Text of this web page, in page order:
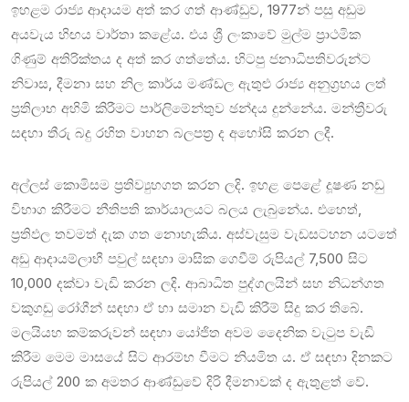
ඉහළම රාජ්‍ය ආදායම අත් කර ගත් ආණ්ඩුව, 1977න් පසු අඩුම
අයවැය හිඟය වාර්තා කළේය. එය ශ්‍රී ලංකාවේ මුල්ම ප්‍රාථමික
ගිණුම් අතිරික්තය ද අත් කර ගත්තේය. හිටපු ජනාධිපතිවරුන්ට
නිවාස, දීමනා සහ නිල කාර්ය මණ්ඩල ඇතුළු රාජ්‍ය අනුග්‍රහය ලත්
ප්‍රතිලාභ අහිමි කිරීමට පාර්ලිමේන්තුව ඡන්දය දුන්නේය. මන්ත්‍රීවරු
සඳහා තීරු බදු රහිත වාහන බලපත්‍ර ද අහෝසි කරන ලදී.
අල්ලස් කොමිසම ප්‍රතිව්‍යුහගත කරන ලදි. ඉහළ පෙළේ දූෂණ නඩු
විභාග කිරීමට නීතිපති කාර්යාලයට බලය ලැබුනේය. එහෙත්,
ප්‍රතිඵල තවමත් දැක ගත නොහැකිය. අස්වැසුම වැඩසටහන යටතේ
අඩු ආදායම්ලාභී පවුල් සඳහා මාසික ගෙවීම් රුපියල් 7,500 සිට
10,000 දක්වා වැඩි කරන ලදි. ආබාධිත පුද්ගලයින් සහ නිධන්ගත
වකුගඩු රෝගීන් සඳහා ඒ හා සමාන වැඩි කිරීම් සිදු කර තිබේ.
මලයියහ කම්කරුවන් සඳහා යෝජිත අවම දෛනික වැටුප වැඩි
කිරීම මෙම මාසයේ සිට ආරම්භ වීමට නියමිත ය. ඒ සඳහා දිනකට
රුපියල් 200 ක අමතර ආණ්ඩුවේ දිරි දීමනාවක් ද ඇතුළත් වේ.